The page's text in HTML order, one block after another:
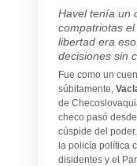
Havel tenía un
compatriotas
libertad era
decisiones sin
Fue como un
súbitamente,
de
checo pasó
cúspide del
la policía política
disidentes y el